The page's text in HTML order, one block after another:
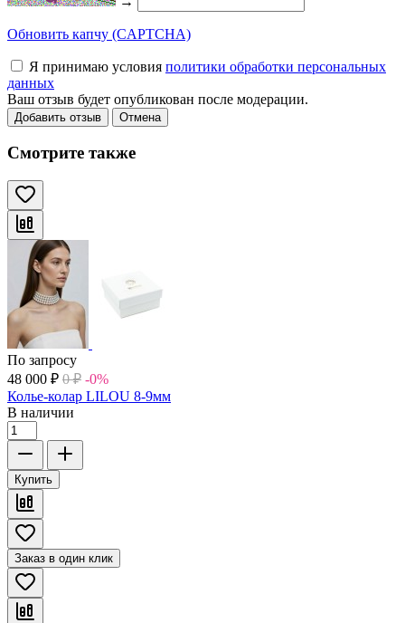
Обновить капчу (CAPTCHA)
Я принимаю условия политики обработки персональных
данных
Ваш отзыв будет опубликован после модерации.
Добавить отзыв Отмена
Смотрите также
По запросу
48 000 ₽ 0 ₽ -0%
Колье-колар LILOU 8-9мм
В наличии
Купить
Заказ в один клик